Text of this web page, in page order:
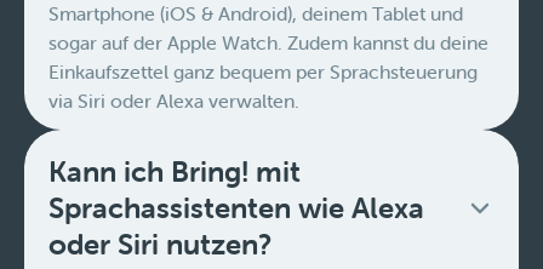
Smartphone (iOS & Android), deinem Tablet und
sogar auf der Apple Watch. Zudem kannst du deine
Einkaufszettel ganz bequem per Sprachsteuerung
via Siri oder Alexa verwalten.
Kann ich Bring! mit
Sprachassistenten wie Alexa
oder Siri nutzen?